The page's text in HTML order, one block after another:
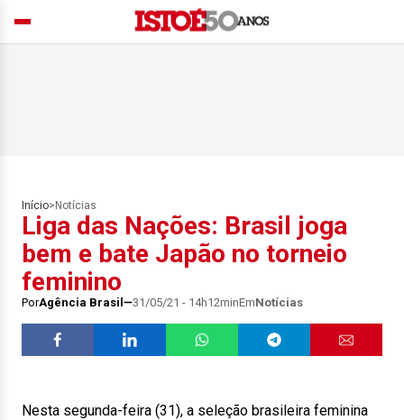
Início> Notícias
Liga das Nações: Brasil joga
bem e bate Japão no torneio
feminino
PorAgência Brasil 31/05/21 - 14h12minEmNotícias
Nesta segunda-feira (31), a seleção brasileira feminina